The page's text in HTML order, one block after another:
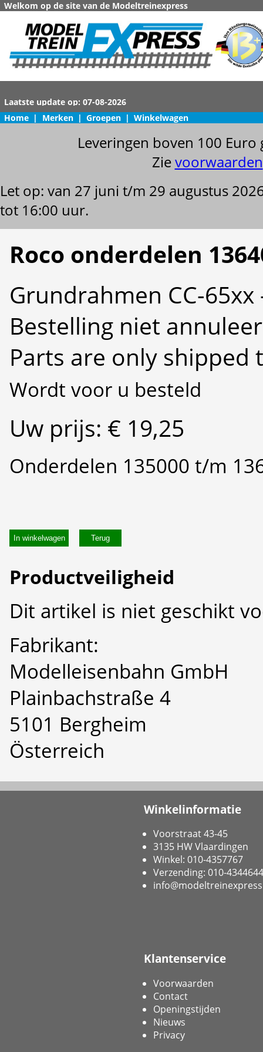
Welkom op de site van de Modeltreinexpress
Home | Merken | Groepen | Winkelwagen
Leveringen boven 100
Zievoorwaarden
Let op: van 27 juni t/m 29 augustus
tot 16:00 uur.
Roco onderdelen
Grundrahmen CC-
Bestelling niet
Parts are only shipped
Wordt voor u besteld
Uw prijs: € 19,25
Onderdelen 135000 t/m
In winkelwagen
Productveiligheid
Dit artikel is niet geschikt
Fabrikant:
Modelleisenbahn GmbH
Plainbachstraße 4
5101 Bergheim
Österreich
Winkelinformatie
Voorstraat 43-45
3135 HW Vlaardingen
Winkel: 010-4357767
Verzending: 010-4344644
Klantenservice
Voorwaarden
Contact
Openingstijden
Nieuws
Privacy